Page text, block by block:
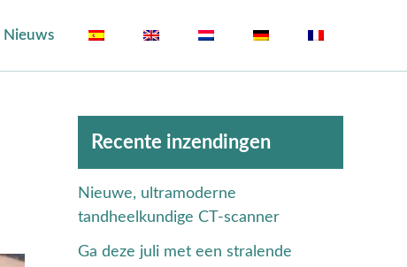
Nieuws
Recente inzendingen
Nieuwe, ultramoderne
tandheelkundige CT-scanner
Ga deze juli met een stralende